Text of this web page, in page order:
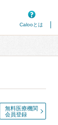
Calooとは
無料医療機関
会員登録